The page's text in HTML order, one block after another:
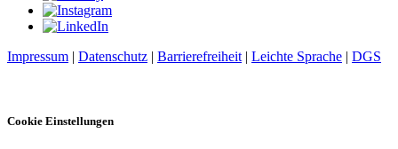
Impressum | Datenschutz | Barrierefreiheit | Leichte Sprache | DGS
Cookie Einstellungen